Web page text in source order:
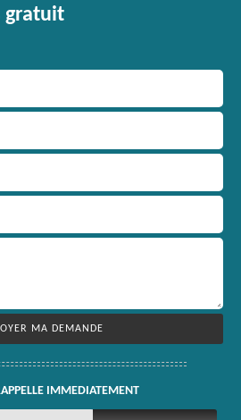
gratuit
IMMEDIATEMENT